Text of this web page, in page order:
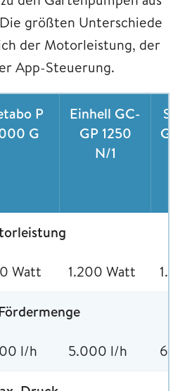
größten Unterschiede
der Motorleistung, der
App-Steuerung.
P
G
Einhell GC-
GP 1250
N/1
Watt 1.200 Watt
l/h 5.000 l/h